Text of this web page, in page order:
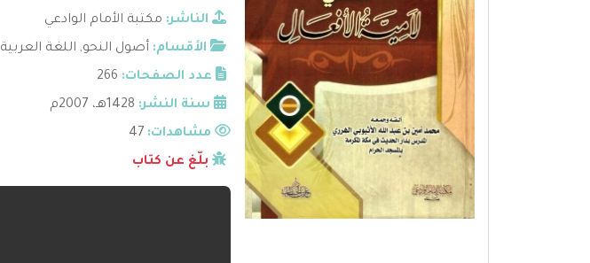
الناشر: مكتبة الأمام الوادعي
الأقسام: أصول النحو, اللغة العربية
عدد الصفحات: 266
سنة النشر: 1428هـ، 2007م
مشاهدات:
بلّغ عن كتاب